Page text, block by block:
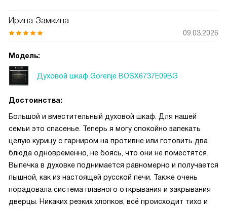
Ирина Замкина
09.03.2026
Модель:
Духовой шкаф Gorenje BOSX6737E09BG
Достоинства:
Большой и вместительный духовой шкаф. Для нашей
семьи это спасенье. Теперь я могу спокойно запекать
целую курицу с гарниром на противне или готовить два
блюда одновременно, не боясь, что они не поместятся.
Выпечка в духовке поднимается равномерно и получается
пышной, как из настоящей русской печи. Также очень
порадовала система плавного открывания и закрывания
дверцы. Никаких резких хлопков, всё происходит тихо и